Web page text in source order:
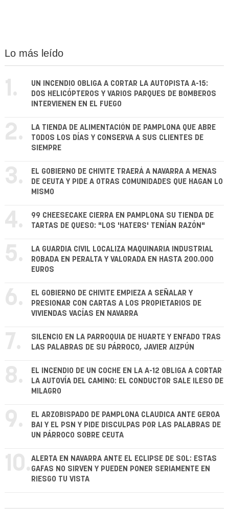
Lo más leído
1.
UN INCENDIO OBLIGA A CORTAR LA AUTOPISTA A-15:
DOS HELICÓPTEROS Y VARIOS PARQUES DE BOMBEROS
INTERVIENEN EN EL FUEGO
2.
LA TIENDA DE ALIMENTACIÓN DE PAMPLONA QUE ABRE
TODOS LOS DÍAS Y CONSERVA A SUS CLIENTES DE
SIEMPRE
3.
EL GOBIERNO DE CHIVITE TRAERÁ A NAVARRA A MENAS
DE CEUTA Y PIDE A OTRAS COMUNIDADES QUE HAGAN LO
MISMO
4.
99 CHEESECAKE CIERRA EN PAMPLONA SU TIENDA DE
TARTAS DE QUESO: "LOS 'HATERS' TENÍAN RAZÓN"
5.
LA GUARDIA CIVIL LOCALIZA MAQUINARIA INDUSTRIAL
ROBADA EN PERALTA Y VALORADA EN HASTA 200.000
EUROS
6.
EL GOBIERNO DE CHIVITE EMPIEZA A SEÑALAR Y
PRESIONAR CON CARTAS A LOS PROPIETARIOS DE
VIVIENDAS VACÍAS EN NAVARRA
7.
SILENCIO EN LA PARROQUIA DE HUARTE Y ENFADO TRAS
LAS PALABRAS DE SU PÁRROCO, JAVIER AIZPÚN
8.
EL INCENDIO DE UN COCHE EN LA A-12 OBLIGA A CORTAR
LA AUTOVÍA DEL CAMINO: EL CONDUCTOR SALE ILESO DE
MILAGRO
9.
EL ARZOBISPADO DE PAMPLONA CLAUDICA ANTE GEROA
BAI Y EL PSN Y PIDE DISCULPAS POR LAS PALABRAS DE
UN PÁRROCO SOBRE CEUTA
10.ALERTA EN NAVARRA ANTE EL ECLIPSE DE SOL: ESTAS
GAFAS NO SIRVEN Y PUEDEN PONER SERIAMENTE EN
RIESGO TU VISTA